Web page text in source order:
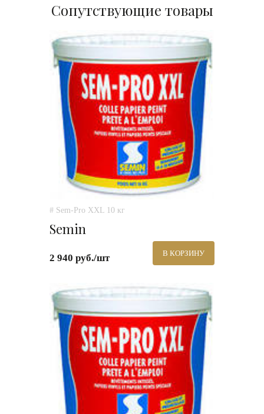
Сопутствующие товары
# Sem-Pro XXL 10 кг
Semin
2 940 руб./шт В КОРЗИНУ